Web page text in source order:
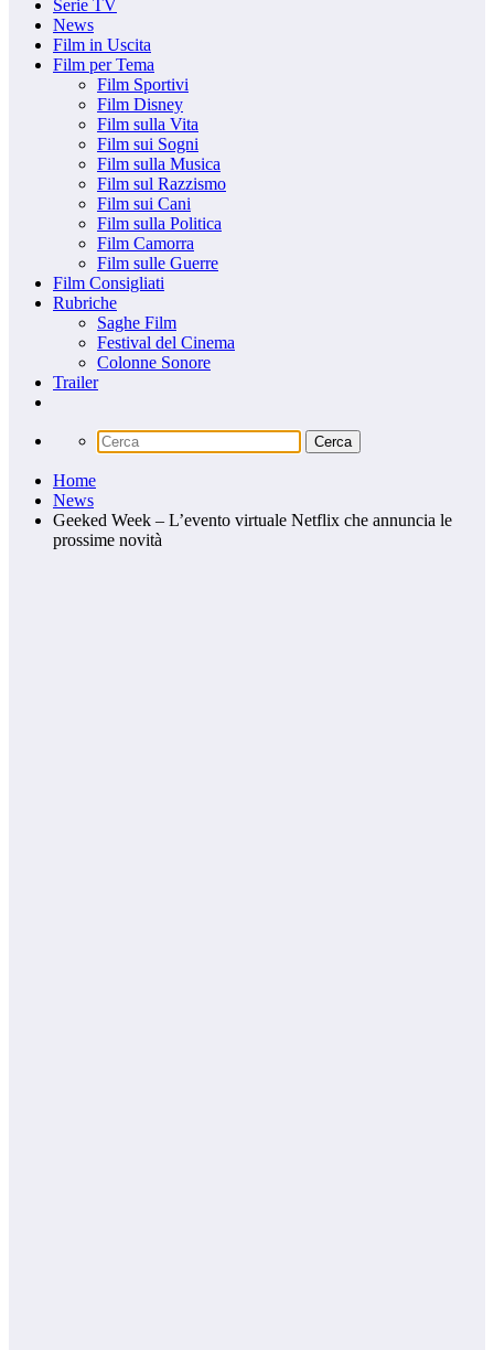
Serie TV
News
Film in Uscita
Film per Tema
Film Sportivi
Film Disney
Film sulla Vita
Film sui Sogni
Film sulla Musica
Film sul Razzismo
Film sui Cani
Film sulla Politica
Film Camorra
Film sulle Guerre
Film Consigliati
Rubriche
Saghe Film
Festival del Cinema
Colonne Sonore
Trailer
Home
News
Geeked Week – L’evento virtuale Netflix che annuncia le
prossime novità